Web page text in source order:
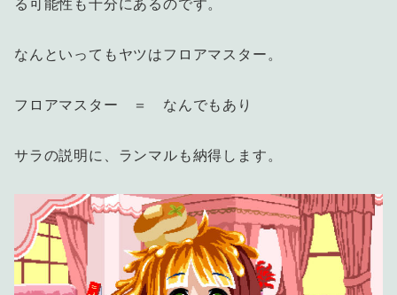
る可能性も十分にあるのです。
なんといってもヤツはフロアマスター。
フロアマスター ＝ なんでもあり
サラの説明に、ランマルも納得します。